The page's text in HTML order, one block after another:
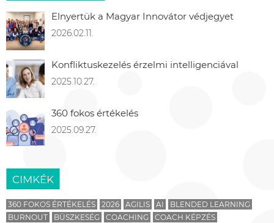
Elnyertük a Magyar Innovátor védjegyet
2026.02.11.
Konfliktuskezelés érzelmi intelligenciával
2025.10.27.
360 fokos értékelés
2025.09.27.
CIMKÉK
360 FOKOS ÉRTÉKELÉS 2026 AGILIS AI
BLENDED LEARNING
BURNOUT
BÜSZKESÉG COACHING
COACH KÉPZÉS